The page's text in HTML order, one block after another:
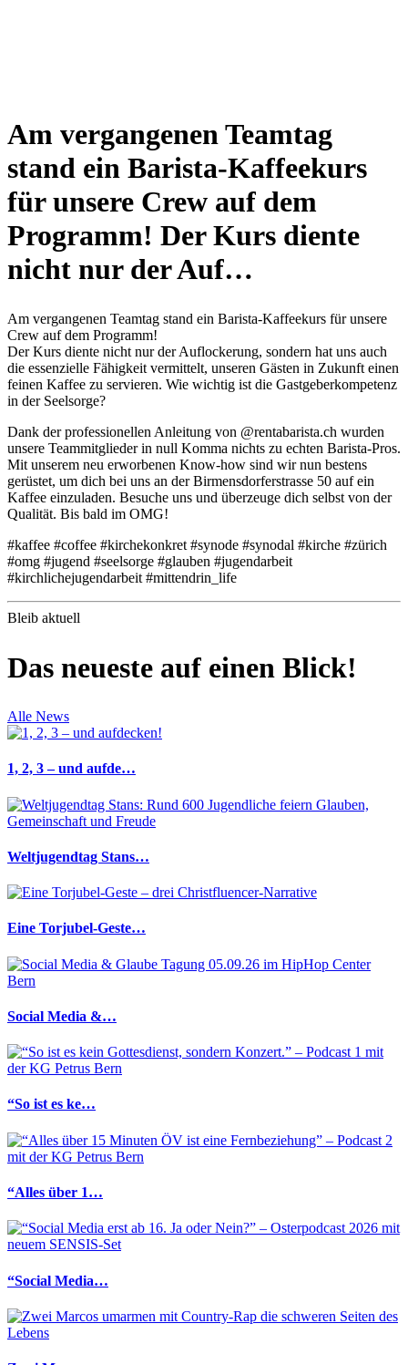
Am vergangenen Teamtag
stand ein Barista-Kaffeekurs
für unsere Crew auf dem
Programm! Der Kurs diente
nicht nur der Auf…
Am vergangenen Teamtag stand ein Barista-Kaffeekurs für unsere
Crew auf dem Programm!
Der Kurs diente nicht nur der Auflockerung, sondern hat uns auch
die essenzielle Fähigkeit vermittelt, unseren Gästen in Zukunft einen
feinen Kaffee zu servieren. Wie wichtig ist die Gastgeberkompetenz
in der Seelsorge?
Dank der professionellen Anleitung von @rentabarista.ch wurden
unsere Teammitglieder in null Komma nichts zu echten Barista-Pros.
Mit unserem neu erworbenen Know-how sind wir nun bestens
gerüstet, um dich bei uns an der Birmensdorferstrasse 50 auf ein
Kaffee einzuladen. Besuche uns und überzeuge dich selbst von der
Qualität. Bis bald im OMG!
#kaffee #coffee #kirchekonkret #synode #synodal #kirche #zürich
#omg #jugend #seelsorge #glauben #jugendarbeit
#kirchlichejugendarbeit #mittendrin_life
Bleib aktuell
Das neueste auf einen Blick!
Alle News
1, 2, 3 – und aufde…
Weltjugendtag Stans…
Eine Torjubel-Geste…
Social Media &…
“So ist es ke…
“Alles über 1…
“Social Media…